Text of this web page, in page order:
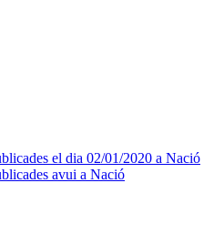
el dia 02/01/2020 a Nació
avui a Nació